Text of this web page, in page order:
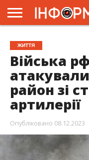
ГОЛОВНА
ЖИТТЯ
ВЛАДА
ГРОШІ
ТРЕШ
ПРЕС-
РЕЛІЗИ
РЕКЛАМА
ПРОЕКТИ
ЖИТТЯ
Війська
район зі
артилерії
Опубліковано 08.12.2023